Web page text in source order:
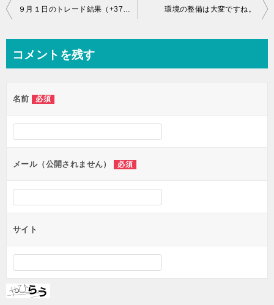
投
ビ
ー
シ
ョ
ン
９月１日のトレード結果（+37.9pip) 環境の整備は大変ですね。
コメントを残す
名前 必須
メール（公開されません） 必須
サイト